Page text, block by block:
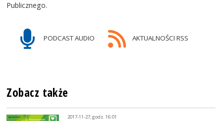
Publicznego.
PODCAST AUDIO AKTUALNOŚCI RSS
Zobacz także
2017-11-27, godz. 16:01